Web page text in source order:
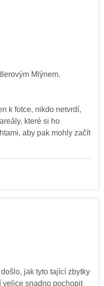
Mlýnem.
k fotce, nikdo netvrdí,
které si ho
aby pak mohly začít
jak tyto tající zbytky
velice snadno pochopit